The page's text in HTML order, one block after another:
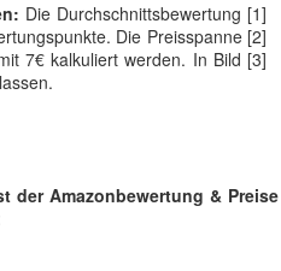
Die Durchschnittsbewertung [1]
Die Preisspanne [2]
7€ kalkuliert werden. In Bild [3]
der Amazonbewertung & Preise